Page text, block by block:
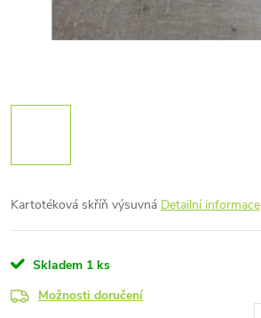
Kartotéková skříň výsuvná Detailní informace
Skladem 1 ks
Možnosti doručení